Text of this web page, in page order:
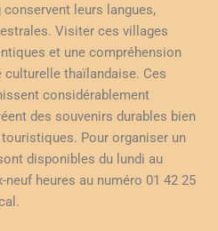
leurs langues,
Visiter ces villages
et une compréhension
culturelle thaïlandaise. Ces
considérablement
des souvenirs durables bien
Pour organiser un
disponibles du lundi au
heures au numéro 01 42 25